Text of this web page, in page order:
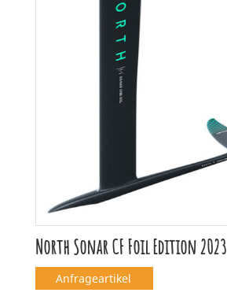
North Sonar CF Foil Edition 2023
Anfrageartikel